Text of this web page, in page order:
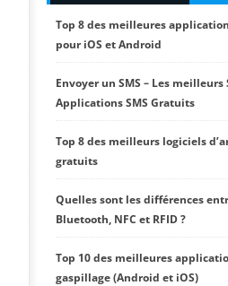
Top 8 des meilleures
pour iOS et Android
Envoyer un SMS – Les meilleurs
Applications SMS Gratuits
Top 8 des meilleurs logiciels
gratuits
Quelles sont les différences
Bluetooth, NFC et RFID ?
Top 10 des meilleures
gaspillage (Android et iOS)